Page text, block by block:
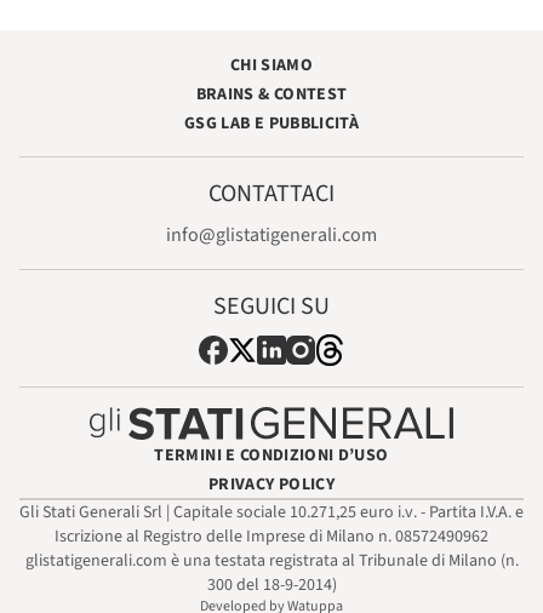
CHI SIAMO
BRAINS & CONTEST
GSG LAB E PUBBLICITÀ
CONTATTACI
info@glistatigenerali.com
SEGUICI SU
TERMINI E CONDIZIONI D’USO
PRIVACY POLICY
Gli Stati Generali Srl | Capitale sociale 10.271,25 euro i.v. - Partita I.V.A. e
Iscrizione al Registro delle Imprese di Milano n. 08572490962
glistatigenerali.com è una testata registrata al Tribunale di Milano (n.
300 del 18-9-2014)
Developed by Watuppa